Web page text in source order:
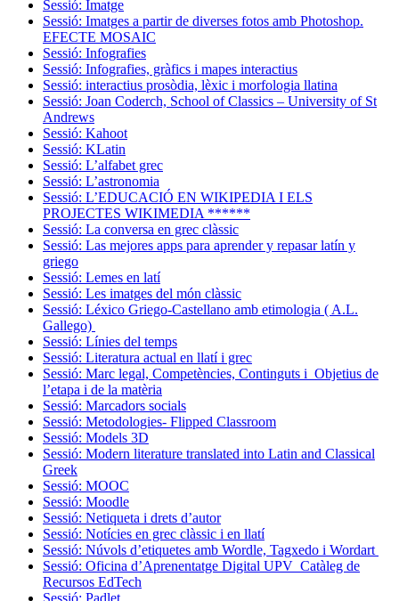
Sessió: Imatge
Sessió: Imatges a partir de diverses fotos amb Photoshop.
EFECTE MOSAIC
Sessió: Infografies
Sessió: Infografies, gràfics i mapes interactius
Sessió: interactius prosòdia, lèxic i morfologia llatina
Sessió: Joan Coderch, School of Classics – University of St
Andrews
Sessió: Kahoot
Sessió: KLatin
Sessió: L’alfabet grec
Sessió: L’astronomia
Sessió: L’EDUCACIÓ EN WIKIPEDIA I ELS
PROJECTES WIKIMEDIA ******
Sessió: La conversa en grec clàssic
Sessió: Las mejores apps para aprender y repasar latín y
griego
Sessió: Lemes en latí
Sessió: Les imatges del món clàssic
Sessió: Léxico Griego-Castellano amb etimologia ( A.L.
Gallego)
Sessió: Línies del temps
Sessió: Literatura actual en llatí i grec
Sessió: Marc legal, Competències, Continguts i Objetius de
l’etapa i de la matèria
Sessió: Marcadors socials
Sessió: Metodologies- Flipped Classroom
Sessió: Models 3D
Sessió: Modern literature translated into Latin and Classical
Greek
Sessió: MOOC
Sessió: Moodle
Sessió: Netiqueta i drets d’autor
Sessió: Notícies en grec clàssic i en llatí
Sessió: Núvols d’etiquetes amb Wordle, Tagxedo i Wordart
Sessió: Oficina d’Aprenentatge Digital UPV_Catàleg de
Recursos EdTech
Sessió: Padlet